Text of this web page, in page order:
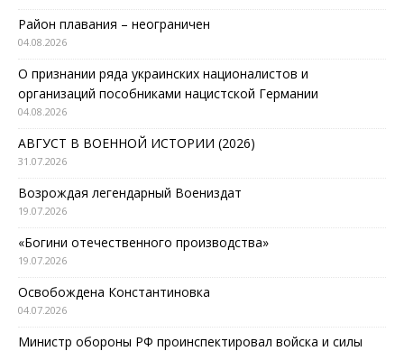
Район плавания – неограничен
04.08.2026
О признании ряда украинских националистов и
организаций пособниками нацистской Германии
04.08.2026
АВГУСТ В ВОЕННОЙ ИСТОРИИ (2026)
31.07.2026
Возрождая легендарный Воениздат
19.07.2026
«Богини отечественного производства»
19.07.2026
Освобождена Константиновка
04.07.2026
Министр обороны РФ проинспектировал войска и силы